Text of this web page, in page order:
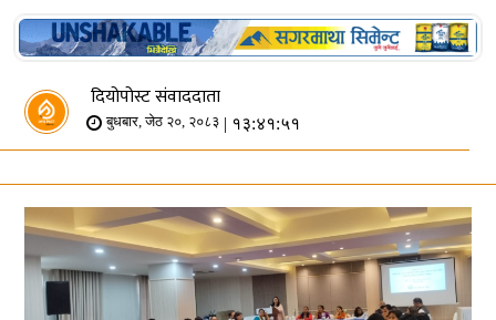
दियोपोस्ट संवाददाता
बुधबार, जेठ २०, २०८३ | १३:४१:५१